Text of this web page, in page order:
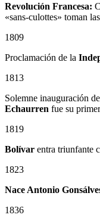
Revolución Francesa:
«sans-culottes» toman
1809
Proclamación de la
1813
Solemne inauguración
Echaurren fue su
1819
Bolívar entra triunfante
1823
Nace Antonio
1836